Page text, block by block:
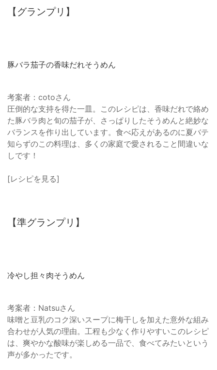
【グランプリ】
豚バラ茄子の香味だれそうめん
考案者：cotoさん
圧倒的な支持を得た一皿。このレシピは、香味だれで絡め
た豚バラ肉と旬の茄子が、さっぱりしたそうめんと絶妙な
バランスを作り出しています。食べ応えがあるのに夏バテ
知らずのこの料理は、多くの家庭で愛されること間違いな
しです！
[レシピを見る]
【準グランプリ】
冷やし担々肉そうめん
考案者：Natsuさん
味噌と豆乳のコク深いスープに梅干しを加えた意外な組み
合わせが人気の理由。工程も少なく作りやすいこのレシピ
は、爽やかな酸味が楽しめる一品で、食べてみたいという
声が多かったです。